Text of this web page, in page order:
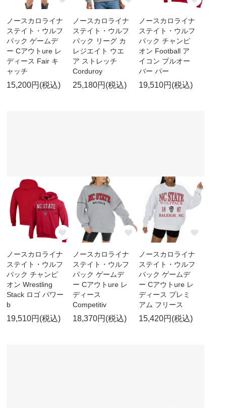
ノースカロライナ
ステイト・ウルフ
パック ゲームデ
ー Cアウトure レ
ディース Fair キ
ャッチ
15,200円(税込)
ノースカロライナ
ステイト・ウルフ
パック リーグ カ
レジエイト ウエ
ア ストレッチ
Corduroy
25,180円(税込)
ノースカロライナ
ステイト・ウルフ
パック チャンピ
オン Football ア
イコン プルオー
バー パー
19,510円(税込)
ノースカロライナ
ステイト・ウルフ
パック チャンピ
オン Wrestling
Stack ロゴ パワー
b
19,510円(税込)
ノースカロライナ
ステイト・ウルフ
パック ゲームデ
ー Cアウトure レ
ディース
Competitiv
18,370円(税込)
ノースカロライナ
ステイト・ウルフ
パック ゲームデ
ー Cアウトure レ
ディース プレミ
アム フリース
15,420円(税込)